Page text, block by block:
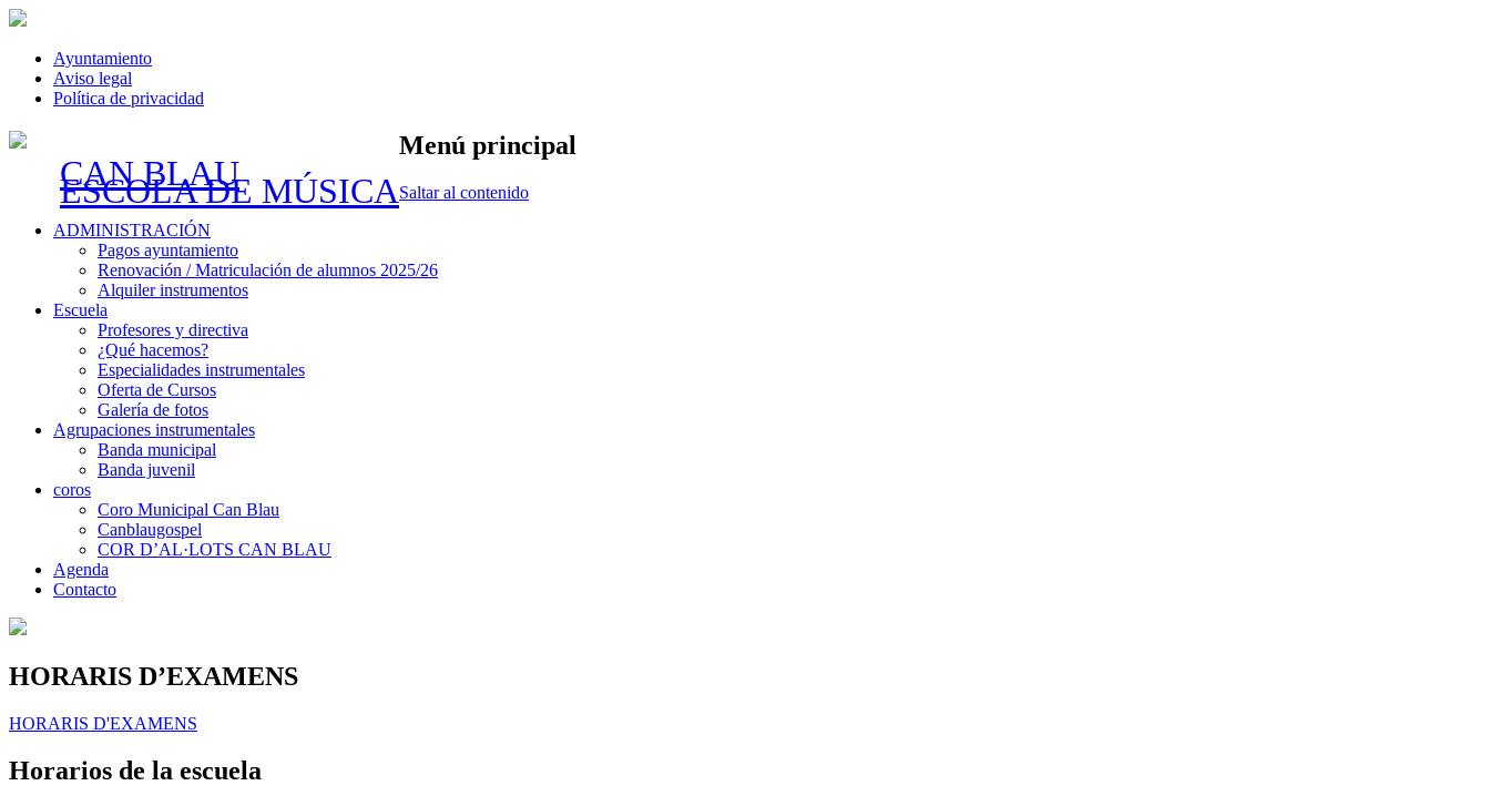
Ayuntamiento
Aviso legal
Política de privacidad
CAN BLAU
ESCOLA DE MÚSICA
Menú principal
Saltar al contenido
ADMINISTRACIÓN
Pagos ayuntamiento
Renovación / Matriculación de alumnos 2025/26
Alquiler instrumentos
Escuela
Profesores y directiva
¿Qué hacemos?
Especialidades instrumentales
Oferta de Cursos
Galería de fotos
Agrupaciones instrumentales
Banda municipal
Banda juvenil
coros
Coro Municipal Can Blau
Canblaugospel
COR D’AL·LOTS CAN BLAU
Agenda
Contacto
HORARIS D’EXAMENS
HORARIS D'EXAMENS
Horarios de la escuela